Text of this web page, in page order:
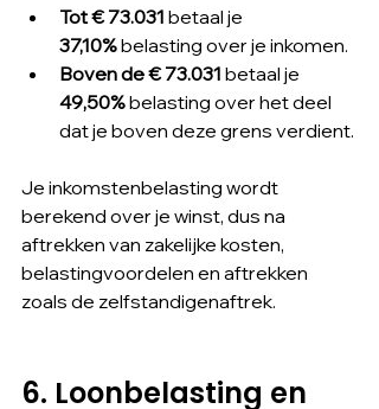
Tot € 73.031 betaal je
37,10% belasting over je inkomen.
Boven de € 73.031 betaal je
49,50% belasting over het deel
dat je boven deze grens verdient.
Je inkomstenbelasting wordt
berekend over je winst, dus na
aftrekken van zakelijke kosten,
belastingvoordelen en aftrekken
zoals de zelfstandigenaftrek.
6. Loonbelasting en